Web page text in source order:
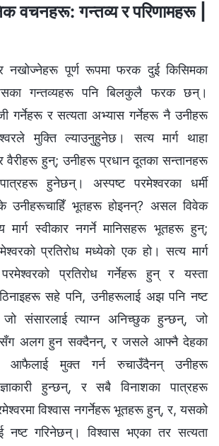
वचनहरू: गन्तव्य र परिणामहरू |
नखोज्नेहरू पूर्ण रूपमा फरक दुई किसिमका
गन्तव्यहरू पनि बिलकुलै फरक छन्।
गर्नेहरू र सत्यता अभ्यास गर्नेहरू नै उनीहरू
मुक्ति ल्याउनुहुनेछ। सत्य मार्ग थाहा
हुन्; उनीहरू प्रधान दूतका सन्तानहरू
हुनेछन्। अस्पष्ट परमेश्‍वरका धर्मी
के उनीहरूचाहिँ भूतहरू होइनन्? असल विवेक
स्वीकार नगर्ने मानिसहरू भूतहरू हुन्;
प्रतिरोध मध्येको एक हो। सत्य मार्ग
प्रतिरोध गर्नेहरू हुन् र यस्ता
सहे पनि, उनीहरूलाई अझ पनि नष्ट
जो संसारलाई त्याग्न अनिच्छुक हुन्छन्, जो
अलग हुन सक्दैनन्, र जसले आफ्नै देहका
आफैलाई मुक्त गर्न रुचाउँदैनन् उनीहरू
हुन्छन्, र सबै विनाशका पात्रहरू
विश्‍वास नगर्नेहरू भूतहरू हुन्, र, यसको
नष्ट गरिनेछन्। विश्‍वास भएका तर सत्यता